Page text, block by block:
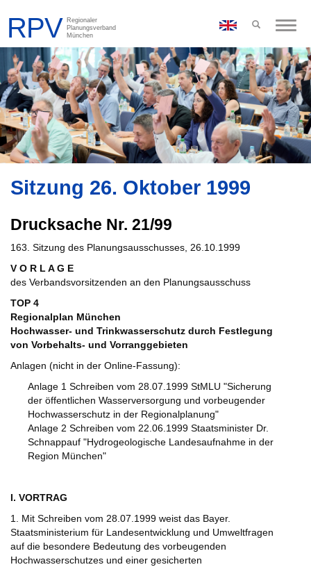
Toggle
Sitzung 26. Oktober 1999
Drucksache Nr. 21/99
163. Sitzung des Planungsausschusses, 26.10.1999
V O R L A G E
des Verbandsvorsitzenden an den Planungsausschuss
TOP 4
Regionalplan München
Hochwasser- und Trinkwasserschutz durch Festlegung
von Vorbehalts- und Vorranggebieten
Anlagen (nicht in der Online-Fassung):
Anlage 1 Schreiben vom 28.07.1999 StMLU "Sicherung
der öffentlichen Wasserversorgung und vorbeugender
Hochwasserschutz in der Regionalplanung"
Anlage 2 Schreiben vom 22.06.1999 Staatsminister Dr.
Schnappauf "Hydrogeologische Landesaufnahme in der
Region München"
I. VORTRAG
1. Mit Schreiben vom 28.07.1999 weist das Bayer.
Staatsministerium für Landesentwicklung und Umweltfragen
auf die besondere Bedeutung des vorbeugenden
Hochwasserschutzes und einer gesicherten